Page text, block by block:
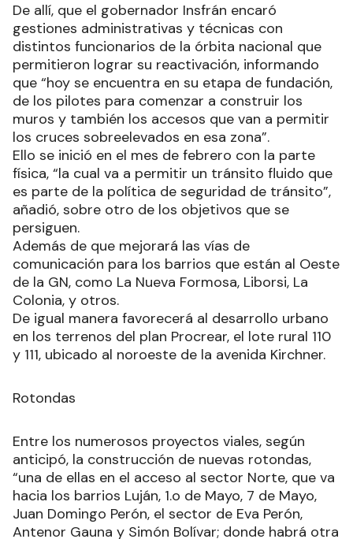
De allí, que el gobernador Insfrán encaró
gestiones administrativas y técnicas con
distintos funcionarios de la órbita nacional que
permitieron lograr su reactivación, informando
que “hoy se encuentra en su etapa de fundación,
de los pilotes para comenzar a construir los
muros y también los accesos que van a permitir
los cruces sobreelevados en esa zona”.
Ello se inició en el mes de febrero con la parte
física, “la cual va a permitir un tránsito fluido que
es parte de la política de seguridad de tránsito”,
añadió, sobre otro de los objetivos que se
persiguen.
Además de que mejorará las vías de
comunicación para los barrios que están al Oeste
de la GN, como La Nueva Formosa, Liborsi, La
Colonia, y otros.
De igual manera favorecerá al desarrollo urbano
en los terrenos del plan Procrear, el lote rural 110
y 111, ubicado al noroeste de la avenida Kirchner.
Rotondas
Entre los numerosos proyectos viales, según
anticipó, la construcción de nuevas rotondas,
“una de ellas en el acceso al sector Norte, que va
hacia los barrios Luján, 1.o de Mayo, 7 de Mayo,
Juan Domingo Perón, el sector de Eva Perón,
Antenor Gauna y Simón Bolívar; donde habrá otra